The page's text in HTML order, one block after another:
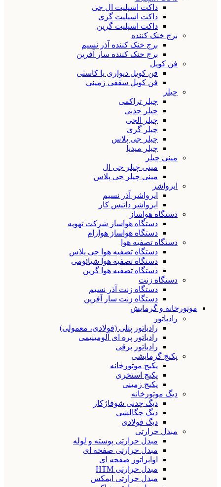
داکت اسپلیت ال جی
داکت اسپلیت گری
داکت اسپلیت گرین
برج خنک کننده
برج خنک کننده آذر نسیم
برج خنک کننده سار آفرین
فن کویل
فن کویل دیواری یا کاستی
فن کویل سقفی زمینی
چیلر
چیلر تراکمی
چیلر جذبی
چیلر الجی
چیلر گری
چیلر جی پلاس
چیلر میدیا
مینی چیلر
مینی چیلر جی ال
مینی چیلر جی پلاس
ایرواشر
ایرواشر آذر نسیم
ایرواشر داتیس کار
دستگاه هواساز
دستگاه هواساز شرکت تهویه
دستگاه هواساز هوارام
دستگاه تصفیه هوا
دستگاه تصفیه هوا جی پلاس
دستگاه تصفیه هوا شیائومی
دستگاه تصفیه هوا گرین
دستگاه زنت
دستگاه زنت آذر نسیم
دستگاه زنت سار آفرین
موتورخانه و گرمایش
رادیاتور
رادیاتور پنلی (فولادی، معمولی)
رادیاتور پره ای آلومینیمی
رادیاتور برقی
پکیج گرمایشی
پکیج موتورخانه
پکیج استخری
پکیج زمینی
دیگ موتورخانه
دیگ چدنی شوفاژکار
دیگ چگالشی
دیگ فولادی
مبدل حرارتی
مبدل حرارتی پوسته و لوله
مبدل حرارتی صفحه ای
اواپراتور صفحه ای
مبدل حرارتی HTM
مبدل حرارتی ایمکس